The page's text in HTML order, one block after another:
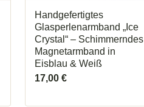
Handgefertigtes
Glasperlenarmband „Ice
Crystal“ – Schimmerndes
Magnetarmband in
Eisblau & Weiß
17,00€